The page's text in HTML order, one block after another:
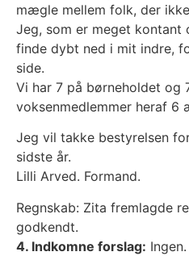
mægle mellem folk, der
Jeg, som er meget kontant
finde dybt ned i mit indre,
side.
Vi har 7 på børneholdet og
voksenmedlemmer heraf 6
Jeg vil takke bestyrelsen
sidste år.
Lilli Arved. Formand.
Regnskab: Zita fremlagde
godkendt.
4. Indkomne forslag: Ingen.